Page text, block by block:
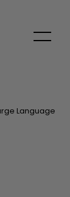
Language